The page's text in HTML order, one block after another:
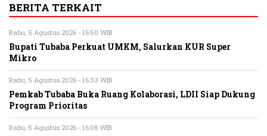
BERITA TERKAIT
Rabu, 5 Agustus 2026 - 16:50 WIB
Bupati Tubaba Perkuat UMKM, Salurkan KUR Super
Mikro
Rabu, 5 Agustus 2026 - 16:33 WIB
Pemkab Tubaba Buka Ruang Kolaborasi, LDII Siap Dukung
Program Prioritas
Rabu, 5 Agustus 2026 - 16:08 WIB